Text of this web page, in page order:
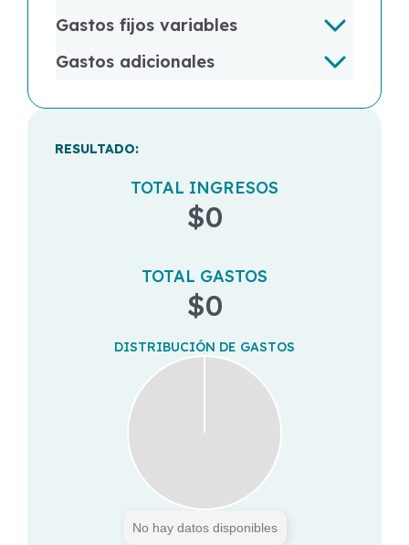
Gastos fijos variables
Gastos adicionales
RESULTADO:
TOTAL INGRESOS
$0
TOTAL GASTOS
$0
DISTRIBUCIÓN DE GASTOS
No hay datos disponibles